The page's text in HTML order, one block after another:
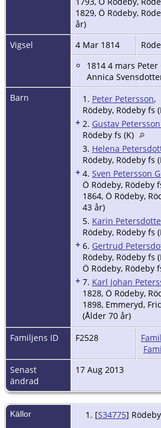
1829, Ö Rödeby,
år)
Vigsel
4 Mar 1814
1814 4 mars Peter
Annica
Barn
1. Peter Petersson,
Rödeby, Rödeby fs
+ 2. Gustav
Rödeby fs (K)
3. Helena
Rödeby, Rödeby fs
+ 4. Sven Petersson
Ö Rödeby, Rödeby
1864, Ö Rödeby,
43 år)
5. Karin
Rödeby, Rödeby fs
+ 6. Gertrud
Rödeby, Rödeby fs
Ö Rödeby, Rödeby
+ 7. Karl Johan
1828, Ö Rödeby,
1898, Emmeryd,
(Ålder 70 år)
Familjens ID
F2528
Senast
ändrad
17 Aug 2013
Källor [S34775]